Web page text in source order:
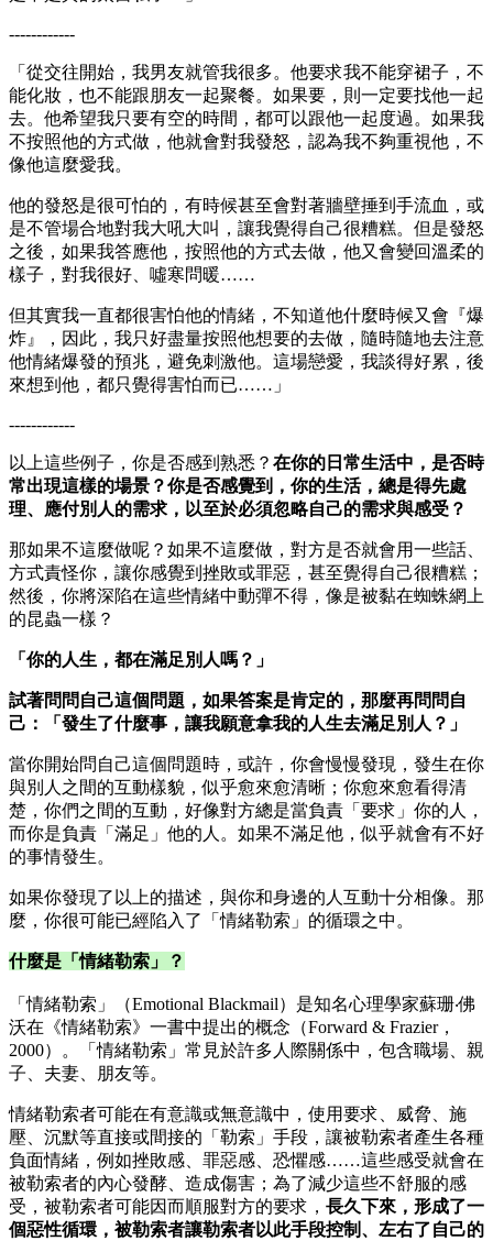
------------
「從交往開始，我男友就管我很多。他要求我不能穿裙子，不
能化妝，也不能跟朋友一起聚餐。如果要，則一定要找他一起
去。他希望我只要有空的時間，都可以跟他一起度過。如果我
不按照他的方式做，他就會對我發怒，認為我不夠重視他，不
像他這麼愛我。
他的發怒是很可怕的，有時候甚至會對著牆壁捶到手流血，或
是不管場合地對我大吼大叫，讓我覺得自己很糟糕。但是發怒
之後，如果我答應他，按照他的方式去做，他又會變回溫柔的
樣子，對我很好、噓寒問暖……
但其實我一直都很害怕他的情緒，不知道他什麼時候又會『爆
炸』，因此，我只好盡量按照他想要的去做，隨時隨地去注意
他情緒爆發的預兆，避免刺激他。這場戀愛，我談得好累，後
來想到他，都只覺得害怕而已……」
------------
以上這些例子，你是否感到熟悉？ 在你的日常生活中，是否時
常出現這樣的場景？你是否感覺到，你的生活，總是得先處
理、應付別人的需求，以至於必須忽略自己的需求與感受？
那如果不這麼做呢？如果不這麼做，對方是否就會用一些話、
方式責怪你，讓你感覺到挫敗或罪惡，甚至覺得自己很糟糕；
然後，你將深陷在這些情緒中動彈不得，像是被黏在蜘蛛網上
的昆蟲一樣？
「你的人生，都在滿足別人嗎？」
試著問問自己這個問題，如果答案是肯定的，那麼再問問自
己：
「發生了什麼事，讓我願意拿我的人生去滿足別人？」
當你開始問自己這個問題時，或許，你會慢慢發現，發生在你
與別人之間的互動樣貌，似乎愈來愈清晰；你愈來愈看得清
楚，你們之間的互動，好像對方總是當負責「要求」你的人，
而你是負責「滿足」他的人。如果不滿足他，似乎就會有不好
的事情發生。
如果你發現了以上的描述，與你和身邊的人互動十分相像。那
麼，你很可能已經陷入了「情緒勒索」的循環之中。
什麼是「情緒勒索」？
「情緒勒索」（Emotional Blackmail）是知名心理學家蘇珊‧佛
沃在《情緒勒索》一書中提出的概念（Forward & Frazier，
2000）。「情緒勒索」常見於許多人際關係中，包含職場、親
子、夫妻、朋友等。
情緒勒索者可能在有意識或無意識中，使用要求、威脅、施
壓、沉默等直接或間接的「勒索」手段，讓被勒索者產生各種
負面情緒，例如挫敗感、罪惡感、恐懼感……這些感受就會在
被勒索者的內心發酵、造成傷害；為了減少這些不舒服的感
受，被勒索者可能因而順服對方的要求， 長久下來，形成了一
個惡性循環，被勒索者讓勒索者以此手段控制、左右了自己的